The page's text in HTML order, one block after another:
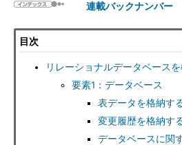
連載バックナンバー
目次
リレーショナルデータベース
要素1：データベース
表データを格納す
変更履歴を格納す
データベースに関